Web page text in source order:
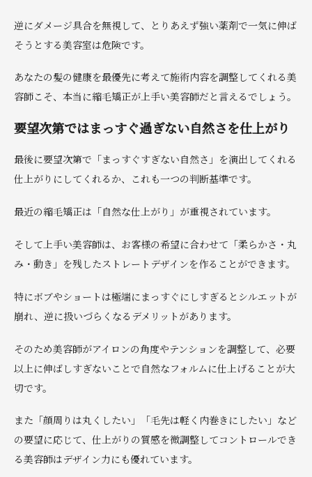
逆にダメージ具合を無視して、とりあえず強い薬剤で一気に伸ば
そうとする美容室は危険です。
あなたの髪の健康を最優先に考えて施術内容を調整してくれる美
容師こそ、本当に縮毛矯正が上手い美容師だと言えるでしょう。
要望次第ではまっすぐ過ぎない自然さを仕上がり
最後に要望次第で「まっすぐすぎない自然さ」を演出してくれる
仕上がりにしてくれるか、これも一つの判断基準です。
最近の縮毛矯正は「自然な仕上がり」が重視されています。
そして上手い美容師は、お客様の希望に合わせて「柔らかさ・丸
み・動き」を残したストレートデザインを作ることができます。
特にボブやショートは極端にまっすぐにしすぎるとシルエットが
崩れ、逆に扱いづらくなるデメリットがあります。
そのため美容師がアイロンの角度やテンションを調整して、必要
以上に伸ばしすぎないことで自然なフォルムに仕上げることが大
切です。
また「顔周りは丸くしたい」「毛先は軽く内巻きにしたい」など
の要望に応じて、仕上がりの質感を微調整してコントロールでき
る美容師はデザイン力にも優れています。